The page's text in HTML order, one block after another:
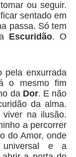
ou seguir.
sentado em
passa. Só tem
Escuridão. O
pela enxurrada
o mesmo fim
da Dor. E não
da alma.
na ilusão.
a percorrer
do Amor, onde
universal e a